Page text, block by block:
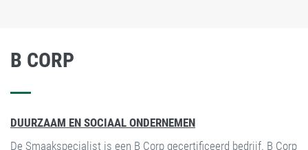
B CORP
DUURZAAM EN SOCIAAL ONDERNEMEN
De Smaakspecialist is een B Corp gecertificeerd bedrijf. B Corp